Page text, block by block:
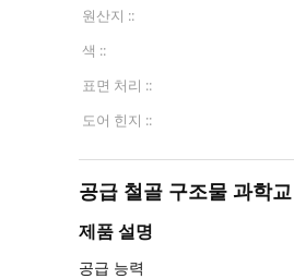
원산지 ::
색 ::
표면 처리 ::
도어 힌지 ::
공급 철골 구조물 과학
제품 설명
공급 능력